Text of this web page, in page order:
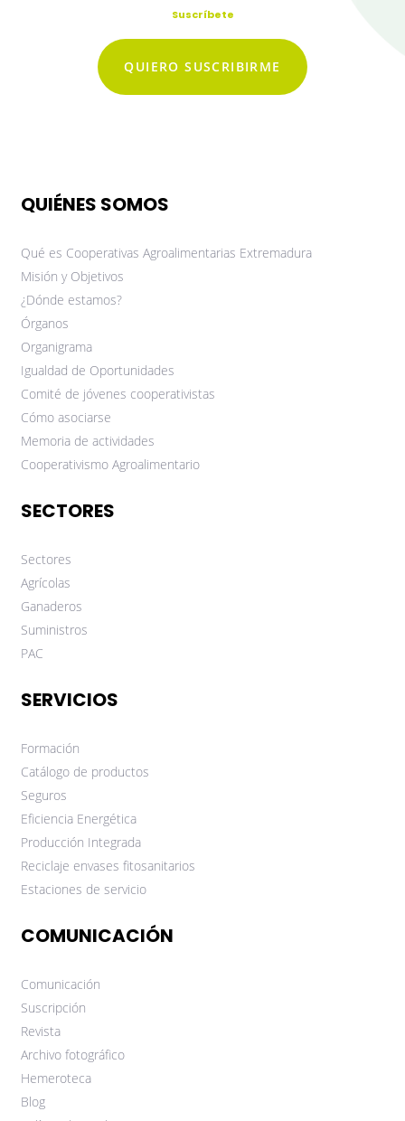
Suscríbete
QUIERO SUSCRIBIRME
QUIÉNES SOMOS
Qué es Cooperativas Agroalimentarias Extremadura
Misión y Objetivos
¿Dónde estamos?
Órganos
Organigrama
Igualdad de Oportunidades
Comité de jóvenes cooperativistas
Cómo asociarse
Memoria de actividades
Cooperativismo Agroalimentario
SECTORES
Sectores
Agrícolas
Ganaderos
Suministros
PAC
SERVICIOS
Formación
Catálogo de productos
Seguros
Eficiencia Energética
Producción Integrada
Reciclaje envases fitosanitarios
Estaciones de servicio
COMUNICACIÓN
Comunicación
Suscripción
Revista
Archivo fotográfico
Hemeroteca
Blog